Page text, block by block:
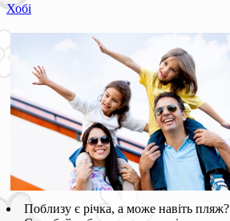
Хобі
Поблизу є річка, а може навіть